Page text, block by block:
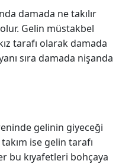
damada ne takılır
olur. Gelin müstakbel
tarafı olarak damada
sıra damada nişanda
gelinin giyeceği
ise gelin tarafı
bu kıyafetleri bohçaya